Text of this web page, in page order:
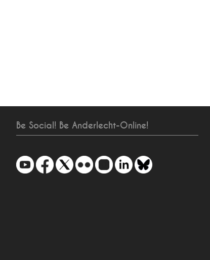
Be Social! Be Anderlecht-Online!